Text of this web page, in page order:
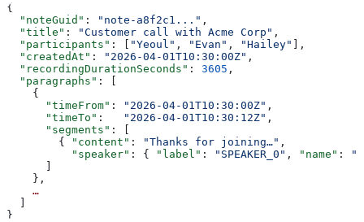
{
  "noteGuid"
: "note-a8f2c1..." ,
  "title"
: "Customer call with Acme Corp" ,
  "participants"
: [ "Yeoul" , "Evan" , "Hailey" ],
  "createdAt"
: "2026-04-01T10:30:00Z" ,
  "recordingDurationSeconds"
: 3605 ,
  "paragraphs"
: [
    {
      "timeFrom"
: "2026-04-01T10:30:00Z" ,
      "timeTo"
: "2026-04-01T10:30:12Z" ,
      "segments"
: [
        {
"content" : "Thanks for joining…" ,
          "speaker"
: { "label" : "SPEAKER_0" , "name" :
      ]
    },
    …
  ]
}